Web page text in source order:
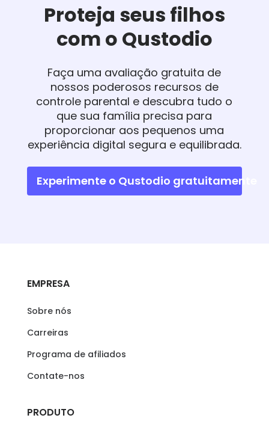
Proteja seus filhos
com o Qustodio
Faça uma avaliação gratuita de
nossos poderosos recursos de
controle parental e descubra tudo o
que sua família precisa para
proporcionar aos pequenos uma
experiência digital segura e equilibrada.
Experimente o Qustodio gratuitamente
EMPRESA
Sobre nós
Carreiras
Programa de afiliados
Contate-nos
PRODUTO